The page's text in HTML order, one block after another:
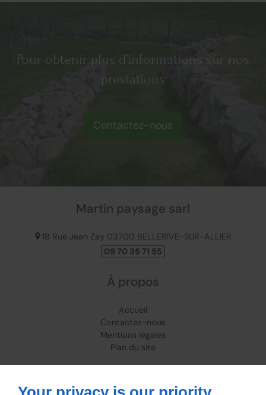
Pour obtenir plus d’informations sur nos
prestations
Contactez-nous
Martin paysage sarl
18 Rue Jean Zay 03700 BELLERIVE-SUR-ALLIER
09 70 35 71 55
À propos
Accueil
Contactez-nous
Mentions légales
Plan du site